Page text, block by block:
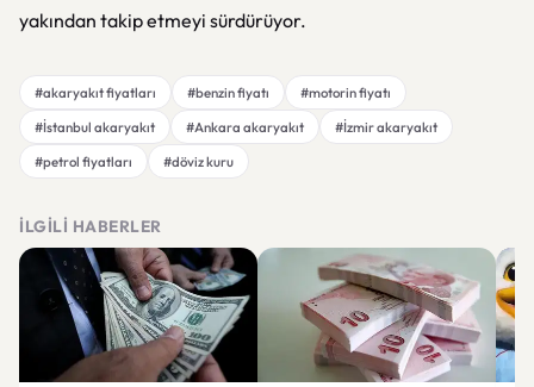
yakından takip etmeyi sürdürüyor.
#akaryakıt fiyatları #benzin fiyatı
#motorin fiyatı
#İstanbul akaryakıt
#Ankara akaryakıt
#İzmir akaryakıt
#petrol fiyatları
#döviz kuru
İLGILI HABERLER